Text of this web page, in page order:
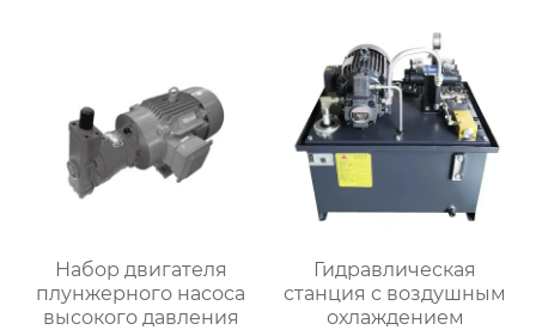
Набор двигателя
плунжерного насоса
высокого давления
Гидравлическая
станция с воздушным
охлаждением